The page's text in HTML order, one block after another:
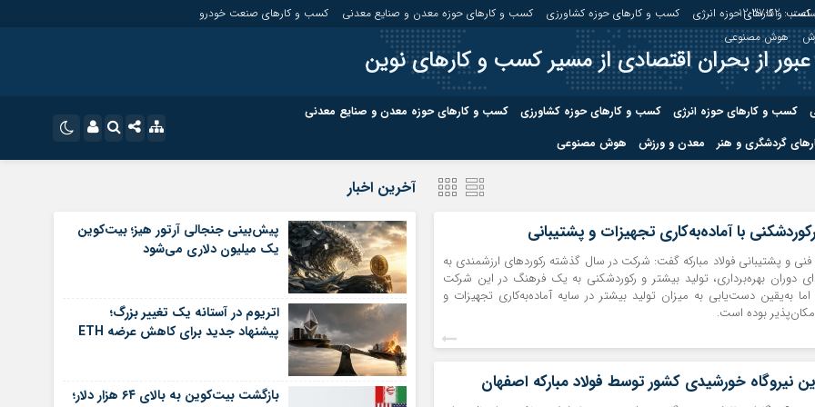
:
12:37:53
کسب و کارهای حوزه انرژی کسب و کارهای حوزه کشاورزی کسب و کارهای حوزه معدن و صنایع معدنی
کسب و کارهای صنعت خودرو
هوش مصنوعی
عبور از بحران اقتصادی از مسیر کسب و کارهای نوین
کسب و کارهای حوزه انرژی کسب و کارهای حوزه کشاورزی
کسب و کارهای حوزه معدن و صنایع معدنی
گردشگری و هنر معدن و ورزش هوش مصنوعی
سروش
آپارات
رمز عبور
مرا به خاطر بسپار
صفحه نخست
کشاورزی کسب و کارهای حوزه معدن و
صنایع معدنی
کسب و کارهای صنعت خودرو کسب و کارهای گردشگری و هنر
کسب و کارهای گردشگری و هنر
با آماده‌به‌کاری تجهیزات و پشتیبانی
و پشتیبانی فولاد مبارکه گفت: شرکت در سال گذشته رکوردهای ارزشمندی به
دوران بهره‌برداری، تولید بیشتر و رکوردشکنی به یک فرهنگ در این شرکت
به‌یقین دست‌یابی به میزان تولید بیشتر در سایه آماده‌به‌کاری تجهیزات و
بوده است.
نیروگاه خورشیدی کشور توسط فولاد مبارکه اصفهان
آخرین اخبار
پیش‌بینی جنجالی آرتور هیز؛ بیت‌کوین
یک میلیون دلاری می‌شود
اتریوم در آستانه یک تغییر بزرگ؛
پیشنهاد جدید برای کاهش عرضه ETH
بازگشت بیت‌کوین به بالای ۶۴ هزار دلار؛